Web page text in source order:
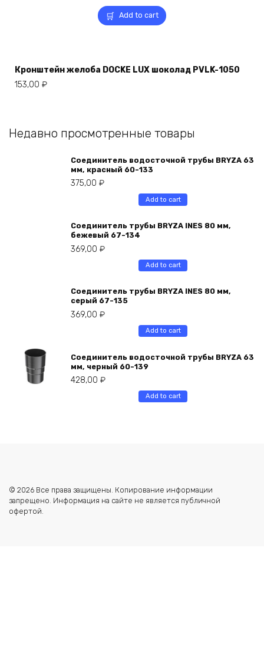
Add to cart
Кронштейн желоба DOCKE LUX шоколад PVLK-1050
153,00 ₽
Недавно просмотренные товары
Соединитель водосточной трубы BRYZA 63
мм, краcный 60-133
375,00 ₽
Add to cart
Соединитель трубы BRYZA INES 80 мм,
бежевый 67-134
369,00 ₽
Add to cart
Соединитель трубы BRYZA INES 80 мм,
серый 67-135
369,00 ₽
Add to cart
Соединитель водосточной трубы BRYZA 63
мм, черный 60-139
428,00 ₽
Add to cart
© 2026 Все права защищены. Копирование информации
запрещено. Информация на сайте не является публичной
офертой.